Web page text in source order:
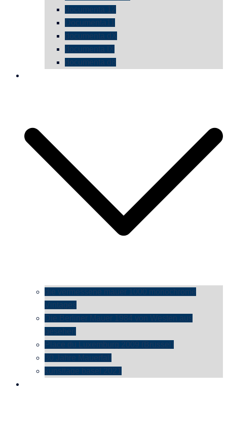
documenta 12
Documenta11
documenta dX
documenta IX
documenta d8
die vermessene mauer 1000 monochrome
Vintages
Die Berliner Mauer 1984 von Westen aus
gesehen
Place du Luxemburg 2009 (Brüssel)
30 Jahre Mauerfall
kunsttage basel 2021